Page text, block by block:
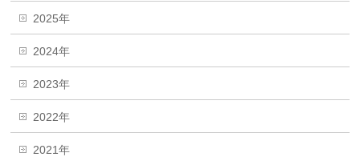
2025年
2024年
2023年
2022年
2021年